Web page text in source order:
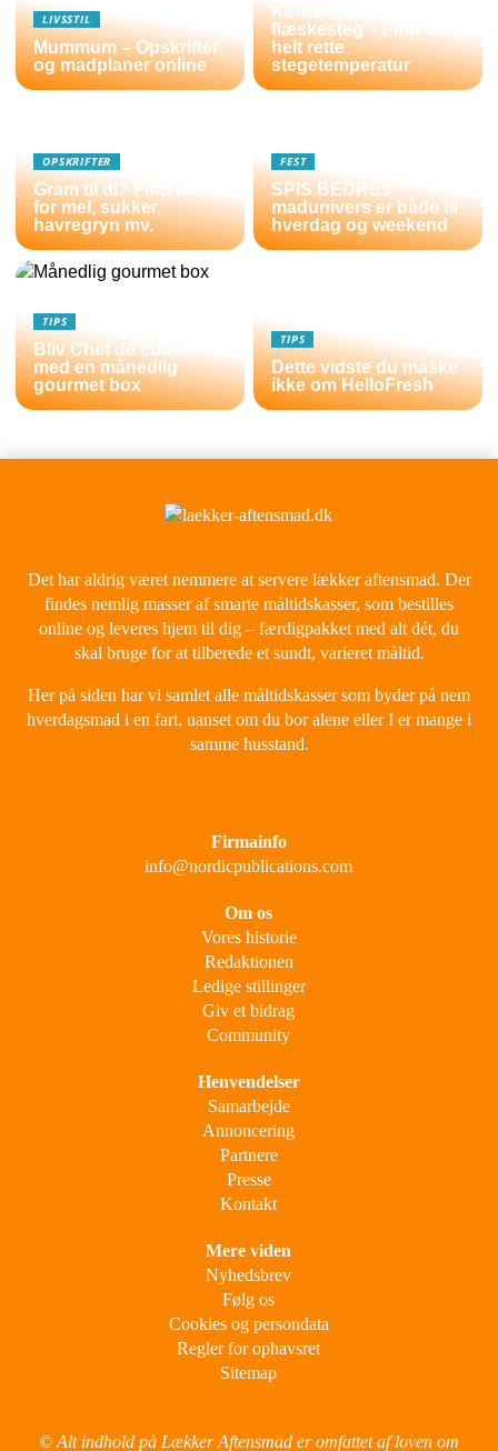
LIVSSTIL
Mummum – Opskrifter
og madplaner online
Kernetemperatur
flæskesteg – Find den
helt rette
stegetemperatur
OPSKRIFTER
Gram til dl? Find mål
for mel, sukker,
havregryn mv.
FEST
SPIS BEDREs
madunivers er både til
hverdag og weekend
TIPS
Bliv Chef de cuisine
med en månedlig
gourmet box
TIPS
Dette vidste du måske
ikke om HelloFresh
Det har aldrig været nemmere at servere lækker aftensmad. Der
findes nemlig masser af smarte måltidskasser, som bestilles
online og leveres hjem til dig – færdigpakket med alt dét, du
skal bruge for at tilberede et sundt, varieret måltid.
Her på siden har vi samlet alle måltidskasser som byder på nem
hverdagsmad i en fart, uanset om du bor alene eller I er mange i
samme husstand.
Firmainfo
info@nordicpublications.com
Om os
Vores historie
Redaktionen
Ledige stillinger
Giv et bidrag
Community
Henvendelser
Samarbejde
Annoncering
Partnere
Presse
Kontakt
Mere viden
Nyhedsbrev
Følg os
Cookies og persondata
Regler for ophavsret
Sitemap
© Alt indhold på Lækker Aftensmad er omfattet af loven om